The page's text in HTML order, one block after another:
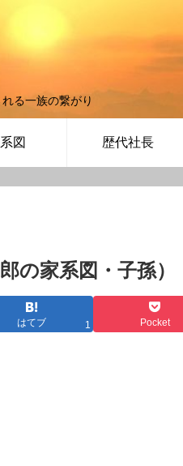
る一族の繋がり
図 歴代社長
の家系図・子孫）
はてブ 1 Pocket